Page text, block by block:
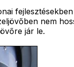
nem
jár le.